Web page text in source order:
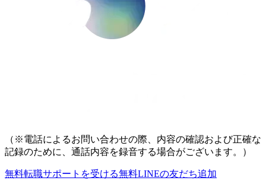
（※電話によるお問い合わせの際、内容の確認および正確な
記録のために、通話内容を録音する場合がございます。）
無料転職サポートを受ける無料LINEの友だち追加